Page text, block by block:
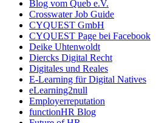
Blog vom Queb e.V.
Crosswater Job Guide
CYQUEST GmbH
CYQUEST Page bei Facebook
Deike Uhtenwoldt
Diercks Digital Recht
Digitales und Reales
E-Learning für Digital Natives
eLearning2null
Employerreputation
functionHR Blog